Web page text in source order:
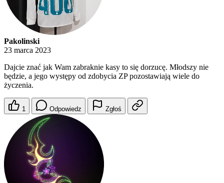
Pakolinski
23 marca 2023
Dajcie znać jak Wam zabraknie kasy to się dorzucę. Młodszy nie
będzie, a jego występy od zdobycia ZP pozostawiają wiele do
życzenia.
1 Odpowiedz Zgłoś